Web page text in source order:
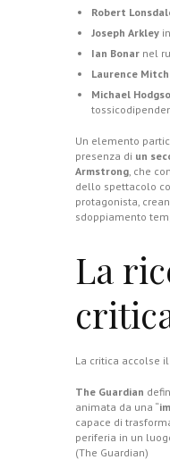
Robert
Joseph Arkley
Ian Bonar nel
Laurence
Michael
Un elemento
presenza di un
Armstrong, che
dello spettacolo
protagonista,
sdoppiamento
La
La critica accolse
The Guardian
animata da una “
capace di
periferia in un
(The Guardian)